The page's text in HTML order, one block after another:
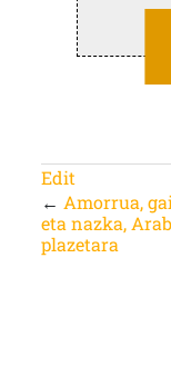
Edit
← Amorrua,
eta nazka,
plazetara